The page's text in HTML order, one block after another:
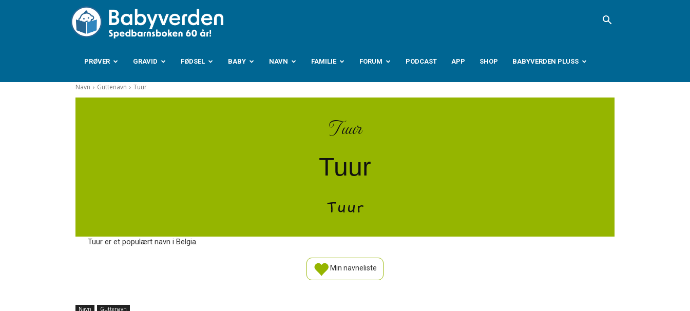
Babyverden.no
PRØVER GRAVID FØDSEL BABY NAVN FAMILIE FORUM PODCAST APP SHOP BABYVERDEN PLUSS
Navn Guttenavn Tuur
Tuur
Tuur
Tuur
Tuur er et populært navn i Belgia.
Min navneliste
Navn Guttenavn